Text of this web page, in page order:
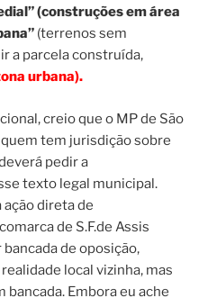
(construções em área
(terrenos sem
a parcela construída,
urbana).
creio que o MP de São
tem jurisdição sobre
pedir a
texto legal municipal.
ação direta de
de S.F.de Assis
de oposição,
local vizinha, mas
Embora eu ache